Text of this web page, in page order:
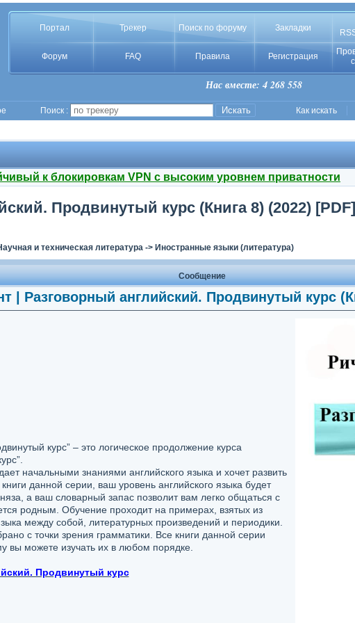
Портал Трекер Поиск по форуму Закладки
Форум FAQ Правила Регистрация
Нас вместе: 4 268 558
Поиск : Как искать
к блокировкам VPN с высоким уровнем приватности
Продвинутый курс (Книга 8) (2022)
и техническая литература-> Иностранные языки (литература)
Сообщение
| Разговорный английский. Продвинутый курс
курс” – это логическое продолжение курса
начальными знаниями английского языка и хочет развить
данной серии, ваш уровень английского языка будет
а ваш словарный запас позволит вам легко общаться с
родным. Обучение проходит на примерах, взятых из
между собой, литературных произведений и периодики.
с точки зрения грамматики. Все книги данной серии
вы можете изучать их в любом порядке.
Продвинутый курс